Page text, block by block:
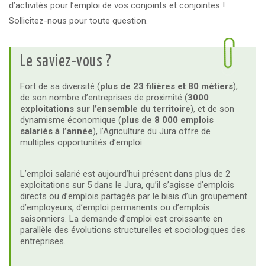
d’activités pour l’emploi de vos conjoints et conjointes !
Sollicitez-nous pour toute question.
Le saviez-vous ?
Fort de sa diversité (plus de 23 filières et 80 métiers),
de son nombre d’entreprises de proximité (3000
exploitations sur l’ensemble du territoire), et de son
dynamisme économique (plus de 8 000 emplois
salariés à l’année), l’Agriculture du Jura offre de
multiples opportunités d’emploi.
L’emploi salarié est aujourd’hui présent dans plus de 2
exploitations sur 5 dans le Jura, qu’il s’agisse d’emplois
directs ou d’emplois partagés par le biais d’un groupement
d’employeurs, d’emploi permanents ou d’emplois
saisonniers. La demande d’emploi est croissante en
parallèle des évolutions structurelles et sociologiques des
entreprises.